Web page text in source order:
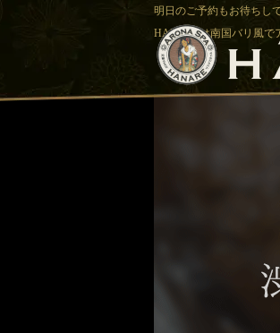
明日のご予約もお待ちし
HANAREは南国バリ風で